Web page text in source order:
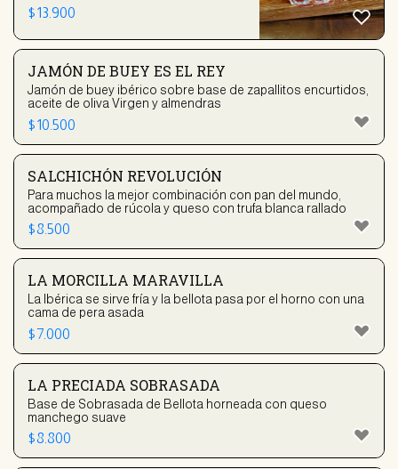
$13.900
JAMÓN DE BUEY ES EL REY
Jamón de buey ibérico sobre base de zapallitos encurtidos,
aceite de oliva Virgen y almendras
$10.500
SALCHICHÓN REVOLUCIÓN
Para muchos la mejor combinación con pan del mundo,
acompañado de rúcola y queso con trufa blanca rallado
$8.500
LA MORCILLA MARAVILLA
La Ibérica se sirve fría y la bellota pasa por el horno con una
cama de pera asada
$7.000
LA PRECIADA SOBRASADA
Base de Sobrasada de Bellota horneada con queso
manchego suave
$8.800